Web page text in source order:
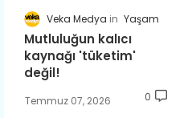
Veka Medya Yaşam
Mutluluğun kalıcı
kaynağı 'tüketim'
değil!
Temmuz 07, 2026 0